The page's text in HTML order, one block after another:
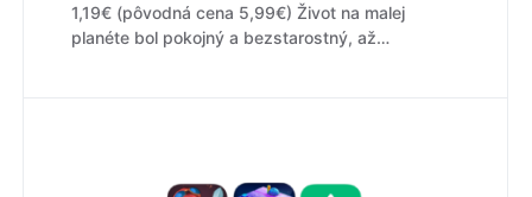
1,19€ (pôvodná cena 5,99€) Život na malej
planéte bol pokojný a bezstarostný, až…